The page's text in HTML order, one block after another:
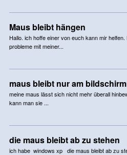
Maus bleibt hängen
Hallo. ich hoffe einer von euch kann mir
probleme mit meiner...
maus bleibt nur am
meine maus lässt sich nicht mehr überall
kann man sie ...
die maus bleibt ab zu stehen
ich habe windows xp die maus bleibt ab zu